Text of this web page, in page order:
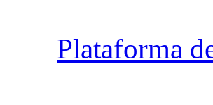
Plataforma